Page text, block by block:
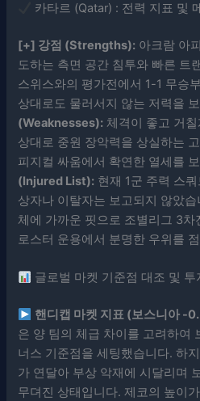
카타르 (Qatar) : 전력 지표 및
[+] 강점 (Strengths): 아크람 아
도하는 측면 공간 침투와 빠른 트
스위스와의 평가전에서 1-1 무승
상대로도 물러서지 않는 저력을
(Weaknesses): 체격이 좋고 거
상대로 중원 장악력을 상실하는
피지컬 싸움에서 확연한 열세를
(Injured List): 현재 1군 주력 스
상자나 이탈자는 보고되지 않았
체에 가까운 핏으로 조별리그 3
로스터 운용에서 분명한 우위를
글로벌 마켓 기준점 대조 및
핸디캡 마켓 지표 (보스니아 -
은 양 팀의 체급 차이를 고려하여
너스 기준점을 세팅했습니다. 하
가 연달아 부상 악재에 시달리며
무뎌진 상태입니다. 제코의 높이